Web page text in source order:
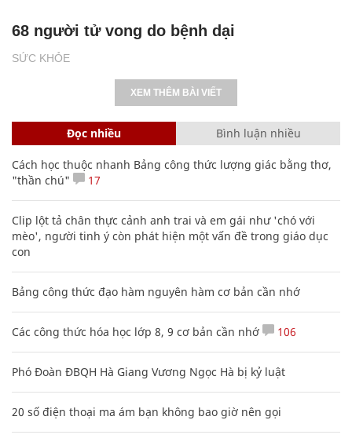
SỨC KHỎE
68 người tử vong do bệnh dại
XEM THÊM BÀI VIẾT
Đọc nhiều Bình luận nhiều
Cách học thuộc nhanh Bảng công thức lượng giác bằng thơ,
"thần chú"
17
Clip lột tả chân thực cảnh anh trai và em gái như 'chó với
mèo', người tinh ý còn phát hiện một vấn đề trong giáo dục
con
Bảng công thức đạo hàm nguyên hàm cơ bản cần nhớ
Các công thức hóa học lớp 8, 9 cơ bản cần nhớ 106
Phó Đoàn ĐBQH Hà Giang Vương Ngọc Hà bị kỷ luật
20 số điện thoại ma ám bạn không bao giờ nên gọi